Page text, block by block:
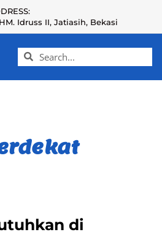
Idruss II, Jatiasih, Bekasi
di